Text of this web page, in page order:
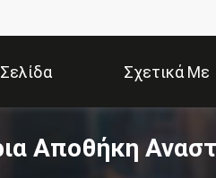
Σχετικά Με
Εμάς
Αποθήκη